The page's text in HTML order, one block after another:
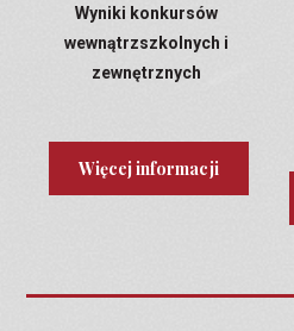
Wyniki konkursów
wewnątrzszkolnych i
zewnętrznych
Więcej informacji